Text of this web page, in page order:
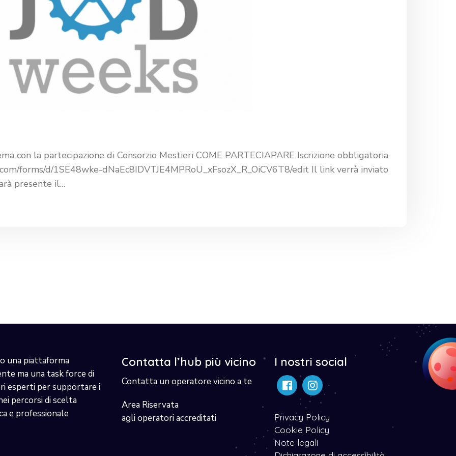
con la partecipazione di Consorzio Mestieri COME PARTECIAPARE Iscrizione obbligatoria
forms/d/1SE48wke-dNaEc8IDVTJE4MPRoU_xFsozX_R_OiCV6T8/edit Il link verrà inviato
presente il…
una piattaforma
ma una task force di
esperti per supportare i
percorsi di scelta
e professionale
Contatta l’hub più vicino
Contatta un operatore vicino a te
Area Riservata
agli operatori accreditati
I nostri social
Privacy Policy
Cookie Policy
Note legali